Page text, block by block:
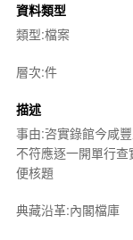
資料類型
類型:檔案
層次:件
描述
事由:咨實錄館今咸
不符應逐一開單行
便核題
典藏沿革:內閣檔庫